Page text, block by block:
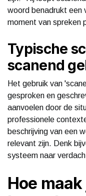
woord benadrukt een
moment van spreken
Typische
scanend
Het gebruik van
gesproken en
aanvoelen door de
professionele
beschrijving van een
relevant zijn. Denk
systeem naar
Hoe